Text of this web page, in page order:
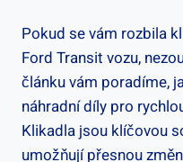
Pokud se vám rozbila
Ford⁤ Transit vozu,
článku vám poradíme,⁤
náhradní díly pro
Klikadla jsou klíčovou
umožňují přesnou